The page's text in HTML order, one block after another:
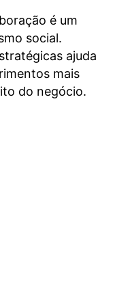
é um
social.
ajuda
mais
do negócio.